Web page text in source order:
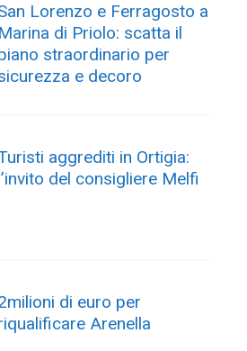
Lorenzo e Ferragosto a
Marina di Priolo: scatta il
straordinario per
e decoro
aggrediti in Ortigia:
del consigliere Melfi
di euro per
Arenella